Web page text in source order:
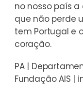
no nosso país a
que não perde
tem Portugal e
coração.
PA |
Fundação AIS |